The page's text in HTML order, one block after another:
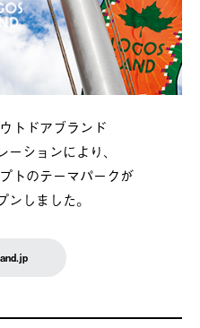
トドアブランド
ションにより、
トのテーマパークが
しました。